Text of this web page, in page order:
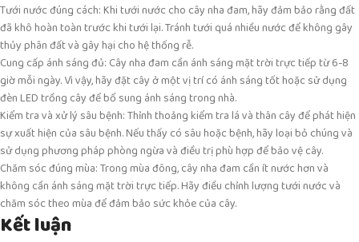
Tưới nước đúng cách: Khi tưới nước cho cây nha đam, hãy đảm bảo rằng đất
đã khô hoàn toàn trước khi tưới lại. Tránh tưới quá nhiều nước để không gây
thủy phân đất và gây hại cho hệ thống rễ.
Cung cấp ánh sáng đủ: Cây nha đam cần ánh sáng mặt trời trực tiếp từ 6-8
giờ mỗi ngày. Vì vậy, hãy đặt cây ở một vị trí có ánh sáng tốt hoặc sử dụng
đèn LED trồng cây để bổ sung ánh sáng trong nhà.
Kiểm tra và xử lý sâu bệnh: Thỉnh thoảng kiểm tra lá và thân cây để phát hiện
sự xuất hiện của sâu bệnh. Nếu thấy có sâu hoặc bệnh, hãy loại bỏ chúng và
sử dụng phương pháp phòng ngừa và điều trị phù hợp để bảo vệ cây.
Chăm sóc đúng mùa: Trong mùa đông, cây nha đam cần ít nước hơn và
không cần ánh sáng mặt trời trực tiếp. Hãy điều chỉnh lượng tưới nước và
chăm sóc theo mùa để đảm bảo sức khỏe của cây.
Kết luận